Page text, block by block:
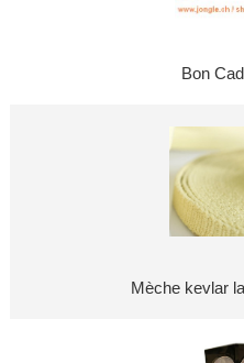
Bon
Mèche kevlar